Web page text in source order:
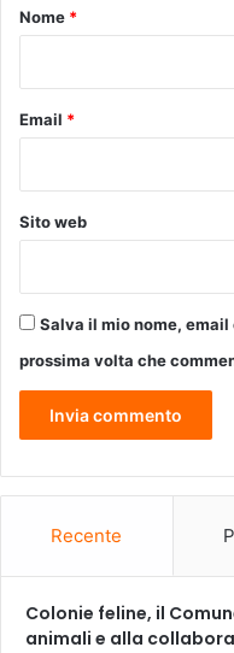
l
o
s
e
u
o
Nome *
Email *
Sito web
Salva il mio nome,
prossima volta che
Recente
Colonie feline, il
animali e alla